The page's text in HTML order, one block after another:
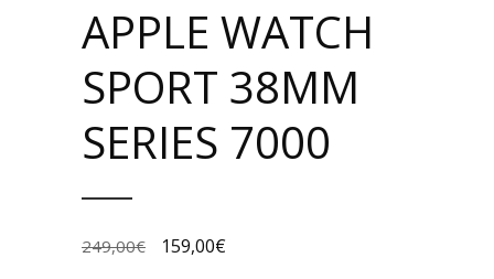
APPLE WATCH
SPORT 38MM
SERIES 7000
249,00€ 159,00€